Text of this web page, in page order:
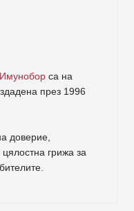
са на
през 1996
доверие,
грижа за
.